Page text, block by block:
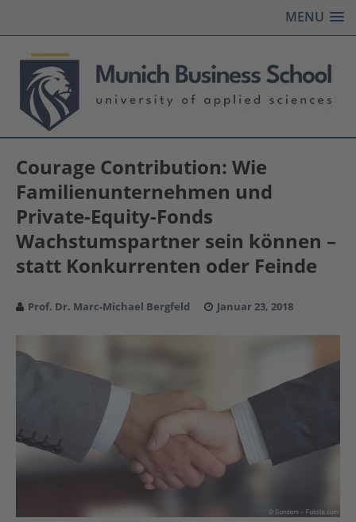
MENU
Courage Contribution: Wie
Familienunternehmen und
Private-Equity-Fonds
Wachstumspartner sein können –
statt Konkurrenten oder Feinde
Prof. Dr. Marc-Michael Bergfeld Januar 23, 2018